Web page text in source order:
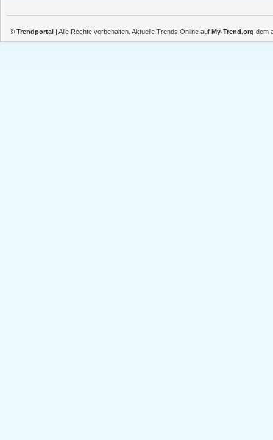
© Trendportal | Alle Rechte vorbehalten. Aktuelle Trends Online auf My-Trend.org dem